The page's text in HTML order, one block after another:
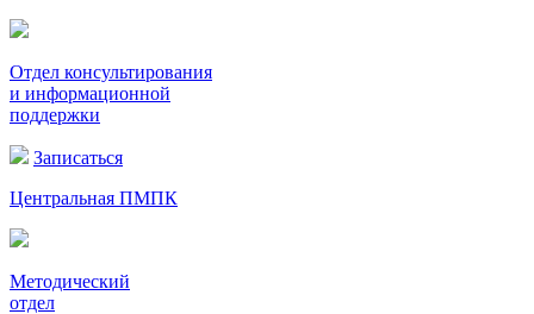
Отдел консультирования
и информационной
поддержки
Записаться
Центральная ПМПК
Методический
отдел